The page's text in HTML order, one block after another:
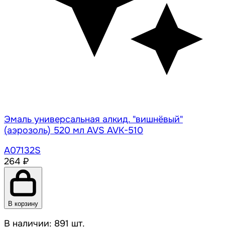
Эмаль универсальная алкид. "вишнёвый"
(аэрозоль) 520 мл AVS AVK-510
A07132S
264 ₽
В корзину
В наличии: 891 шт.